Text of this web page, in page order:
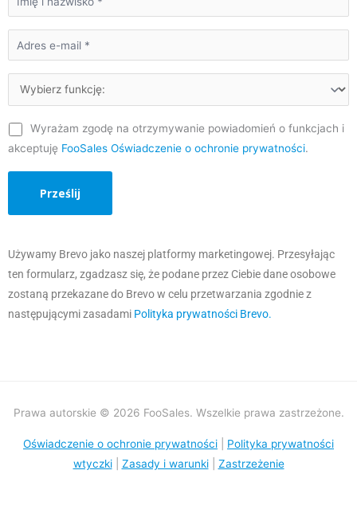
Wyrażam zgodę na otrzymywanie powiadomień o funkcjach i
akceptuję FooSales Oświadczenie o ochronie prywatności.
Używamy Brevo jako naszej platformy marketingowej. Przesyłając
ten formularz, zgadzasz się, że podane przez Ciebie dane osobowe
zostaną przekazane do Brevo w celu przetwarzania zgodnie z
następującymi zasadami Polityka prywatności Brevo.
Prawa autorskie © 2026 FooSales. Wszelkie prawa zastrzeżone.
Oświadczenie o ochronie prywatności
Polityka prywatności
wtyczki| Zasady i warunki| Zastrzeżenie